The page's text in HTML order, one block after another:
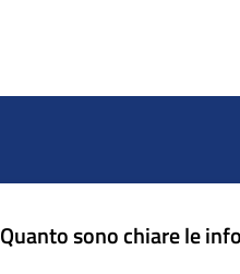
Quanto sono chiare le